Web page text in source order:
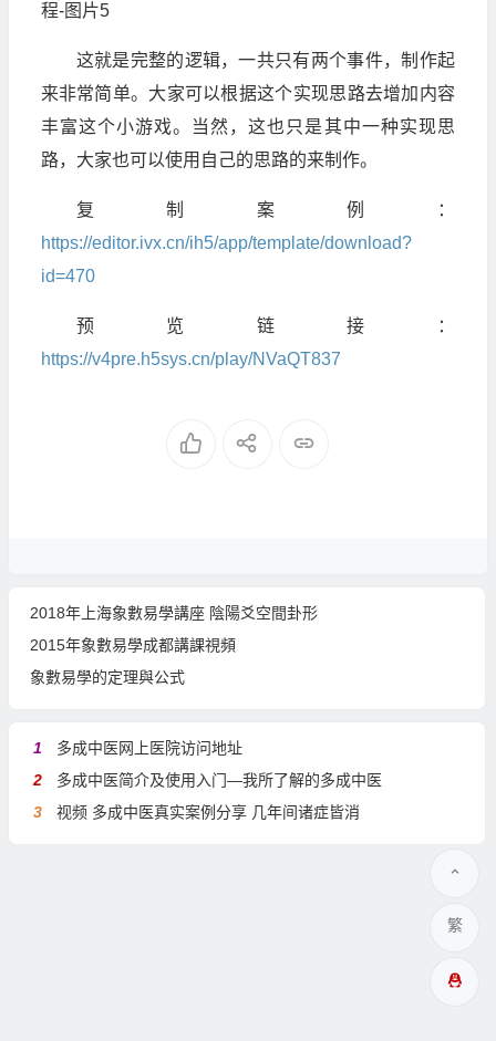
这就是完整的逻辑，一共只有两个事件，制作起
来非常简单。大家可以根据这个实现思路去增加内容
丰富这个小游戏。当然，这也只是其中一种实现思
路，大家也可以使用自己的思路的来制作。
复制案例：
https://editor.ivx.cn/ih5/app/template/download?
id=470
预览链接：
https://v4pre.h5sys.cn/play/NVaQT837
2018年上海象數易學講座 陰陽爻空間卦形
2015年象數易學成都講課視頻
象數易學的定理與公式
1
多成中医网上医院访问地址
2
多成中医简介及使用入门—我所了解的多成中医
3
视频 多成中医真实案例分享 几年间诸症皆消
繁